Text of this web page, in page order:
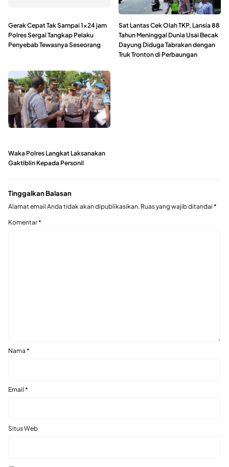
Gerak Cepat Tak Sampai 1×24 jam
Polres Sergai Tangkap Pelaku
Penyebab Tewasnya Seseorang
Sat Lantas Cek Olah TKP, Lansia 88
Tahun Meninggal Dunia Usai Becak
Dayung Diduga Tabrakan dengan
Truk Tronton di Perbaungan
Waka Polres Langkat Laksanakan
Gaktiblin Kepada Personil
Tinggalkan Balasan
Alamat email Anda tidak akan dipublikasikan. Ruas yang wajib ditandai *
Komentar*
Nama *
Email *
Situs Web